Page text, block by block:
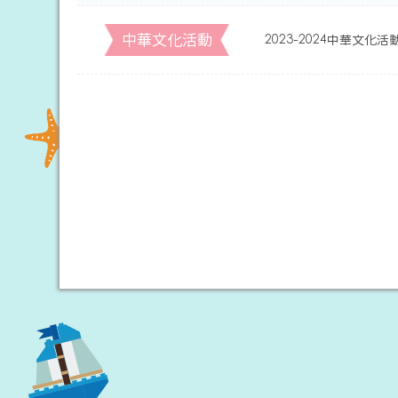
中華文化活動 2023-2024中華文化活